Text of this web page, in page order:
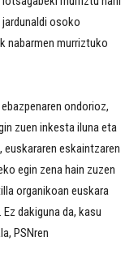
osoko
nabarmen murriztuko
ondorioz,
zuen inkesta iluna eta
eskaintzaren
egin zena hain zuzen
organikoan euskara
dakiguna da, kasu
PSNren